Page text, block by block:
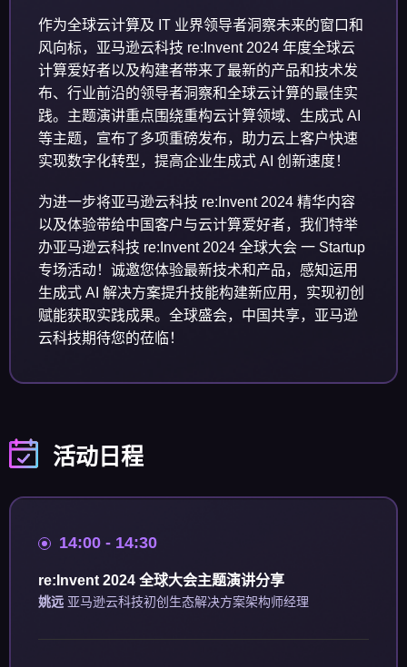
作为全球云计算及 IT 业界领导者洞察未来的窗口和
风向标，亚马逊云科技 re:Invent 2024 年度全球云
计算爱好者以及构建者带来了最新的产品和技术发
布、行业前沿的领导者洞察和全球云计算的最佳实
践。主题演讲重点围绕重构云计算领域、生成式 AI
等主题，宣布了多项重磅发布，助力云上客户快速
实现数字化转型，提高企业生成式 AI 创新速度！
为进一步将亚马逊云科技 re:Invent 2024 精华内容
以及体验带给中国客户与云计算爱好者，我们特举
办亚马逊云科技 re:Invent 2024 全球大会 一 Startup
专场活动！诚邀您体验最新技术和产品，感知运用
生成式 AI 解决方案提升技能构建新应用，实现初创
赋能获取实践成果。全球盛会，中国共享，亚马逊
云科技期待您的莅临！
活动日程
14:00 - 14:30
re:Invent 2024 全球大会主题演讲分享
姚远 亚马逊云科技初创生态解决方案架构师经理